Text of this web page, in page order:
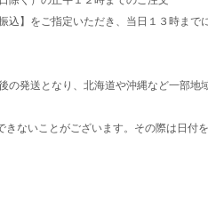
】をご指定いただき、当日１３時まで
の発送となり、北海道や沖縄など一部地
ないことがございます。その際は日付